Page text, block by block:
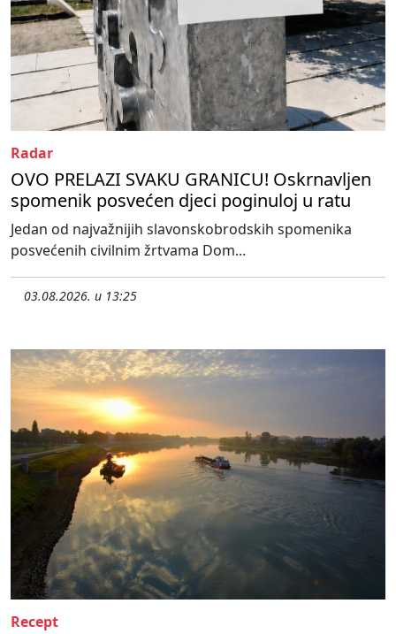
Radar
OVO PRELAZI SVAKU GRANICU! Oskrnavljen
spomenik posvećen djeci poginuloj u ratu
Jedan od najvažnijih slavonskobrodskih spomenika
posvećenih civilnim žrtvama Dom...
03.08.2026. u 13:25
Recept